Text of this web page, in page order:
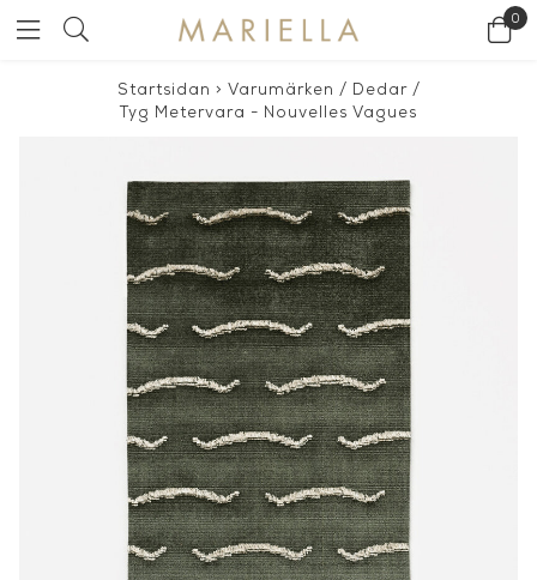
0
Startsidan > Varumärken / Dedar/
Tyg Metervara - Nouvelles Vagues